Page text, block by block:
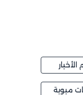
الأخبار
مبوبة